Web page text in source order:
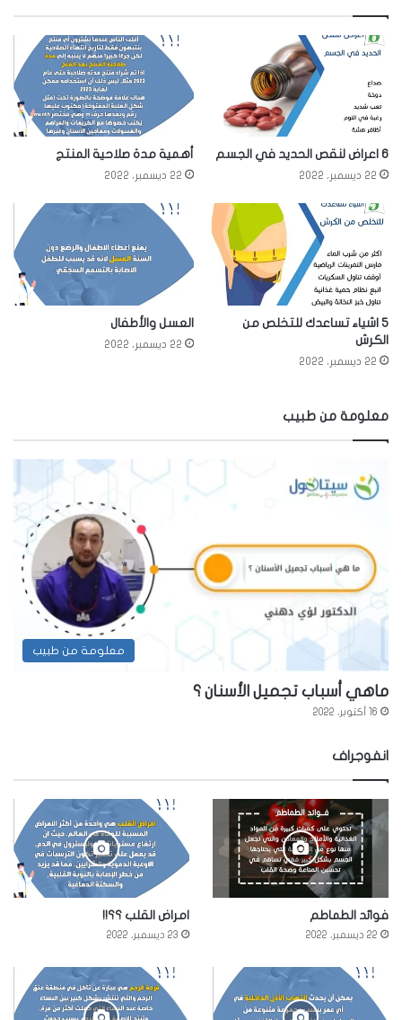
6 اعراض لنقص الحديد في الجسم
22 ديسمبر، 2022
أهمية مدة صلاحية المنتج
22 ديسمبر، 2022
5 اشياء تساعدك للتخلص من
الكرش
22 ديسمبر، 2022
العسل والأطفال
22 ديسمبر، 2022
معلومة من طبيب
معلومة من طبيب
ماهي أسباب تجميل الأسنان ؟
16 أكتوبر، 2022
انفوجراف
فوائد الطماطم
22 ديسمبر، 2022
امراض القلب ؟؟!!
23 ديسمبر، 2022